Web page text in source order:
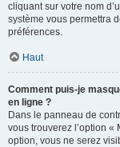
cliquant sur votre nom
système vous permettra
préférences.
Haut
Comment puis-je
en ligne ?
Dans le panneau de
vous trouverez l’option «
option, vous ne serez